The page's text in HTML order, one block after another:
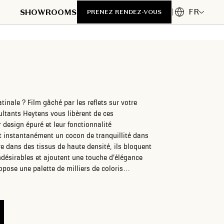
SHOWROOMS PRENEZ RENDEZ-VOUS FR
? Film gâché par les reflets sur votre
Heytens vous libèrent de ces
épuré et leur fonctionnalité
instantanément un cocon de tranquillité dans
dans des tissus de haute densité, ils bloquent
et ajoutent une touche d’élégance
une palette de milliers de coloris
à votre décoration. Avec le panneau